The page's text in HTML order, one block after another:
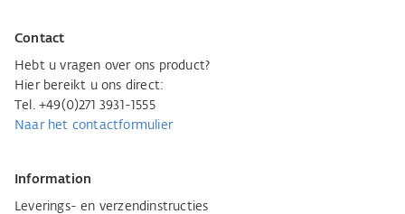
Contact
Hebt u vragen over ons product?
Hier bereikt u ons direct:
Tel. +49(0)271 3931-1555
Naar het contactformulier
Information
Leverings- en verzendinstructies